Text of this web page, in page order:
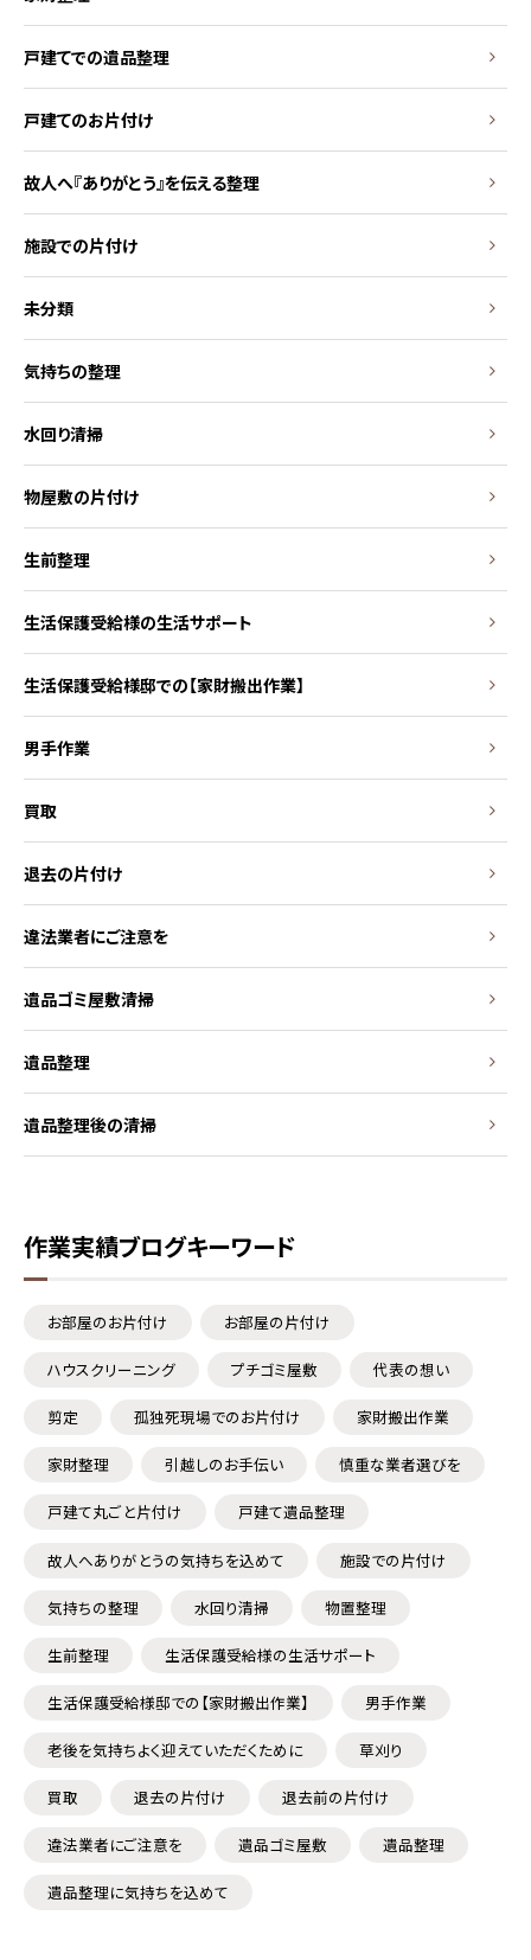
戸建てでの遺品整理
戸建てのお片付け
故人へ『ありがとう』を伝える整理
施設での片付け
未分類
気持ちの整理
水回り清掃
物屋敷の片付け
生前整理
生活保護受給様の生活サポート
生活保護受給様邸での【家財搬出作業】
男手作業
買取
退去の片付け
違法業者にご注意を
遺品ゴミ屋敷清掃
遺品整理
遺品整理後の清掃
作業実績ブログキーワード
お部屋のお片付け お部屋の片付け
ハウスクリーニング プチゴミ屋敷 代表の想い
剪定 孤独死現場でのお片付け 家財搬出作業
家財整理 引越しのお手伝い 慎重な業者選びを
戸建て丸ごと片付け 戸建て遺品整理
故人へありがとうの気持ちを込めて 施設での片付け
気持ちの整理 水回り清掃 物置整理
生前整理 生活保護受給様の生活サポート
生活保護受給様邸での【家財搬出作業】 男手作業
老後を気持ちよく迎えていただくために 草刈り
買取 退去の片付け 退去前の片付け
違法業者にご注意を 遺品ゴミ屋敷 遺品整理
遺品整理に気持ちを込めて